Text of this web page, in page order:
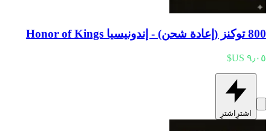
800 توكنز (إعادة شحن) - إندونيسيا Honor of Kings
اشترِ اشترِ